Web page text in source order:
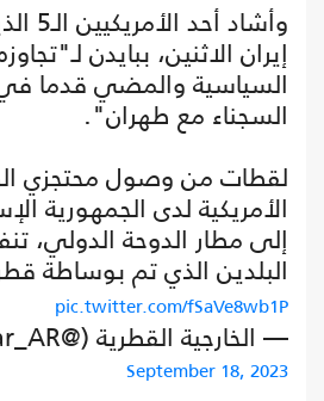
إيران الاثنين، ببايدن
السياسية والمضي قدما في
السجناء مع طهران".
لقطات من وصول محتجزي
الأمريكية لدى الجمهورية
إلى مطار الدوحة الدولي،
البلدين الذي تم بوساطة
pic.twitter.com/fSaVe8wb1P
— الخارجية القطرية (@MofaQatar_AR)
September 18, 2023